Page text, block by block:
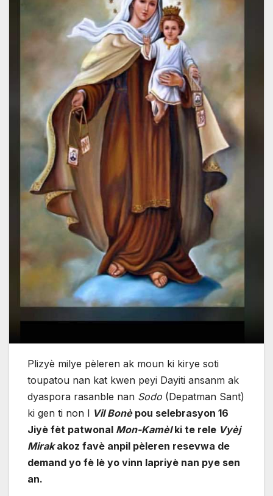
Plizyè milye pèleren ak moun ki kirye soti
toupatou nan kat kwen peyi Dayiti ansanm ak
dyaspora rasanble nan Sodo (Depatman Sant)
ki gen ti non l Vil Bonèpou selebrasyon 16
Jiyè fèt patwonal Mon-Kamèlki te rele Vyèj
Mirakakoz favè anpil pèleren resevwa de
demand yo fè lè yo vinn lapriyè nan pye sen
an.